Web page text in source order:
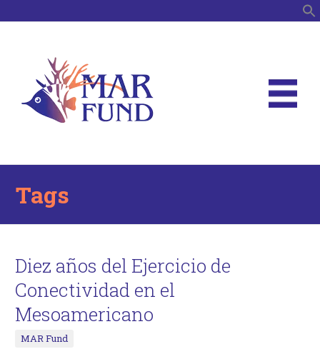
Tags
Diez años del Ejercicio de
Conectividad en el
Mesoamericano
MAR Fund